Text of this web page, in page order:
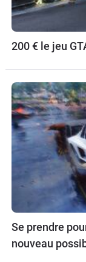
200 € le jeu
Se prendre
nouveau